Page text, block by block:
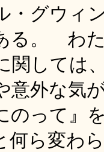
・グウィ
る。 わ
関しては
意外な気
のって』
何ら変わ